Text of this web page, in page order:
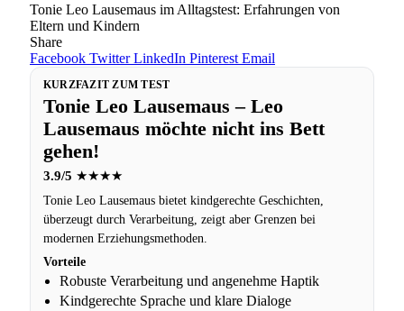
Tonie Leo Lausemaus im Alltagstest: Erfahrungen von
Eltern und Kindern
Share
Facebook Twitter LinkedIn Pinterest Email
KURZFAZIT ZUM TEST
Tonie Leo Lausemaus – Leo
Lausemaus möchte nicht ins Bett
gehen!
3.9/5 ★★★★
Tonie Leo Lausemaus bietet kindgerechte Geschichten,
überzeugt durch Verarbeitung, zeigt aber Grenzen bei
modernen Erziehungsmethoden.
Vorteile
Robuste Verarbeitung und angenehme Haptik
Kindgerechte Sprache und klare Dialoge